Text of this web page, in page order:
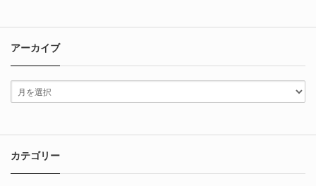
アーカイブ
カテゴリー